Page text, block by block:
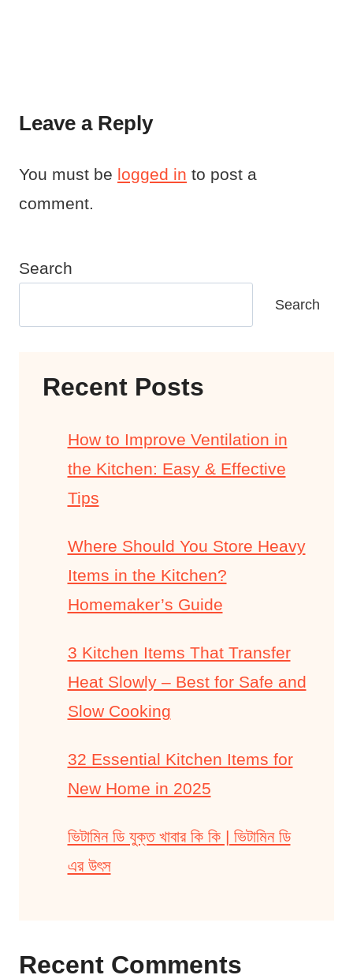
Leave a Reply
You must be logged in to post a
comment.
Search
Search
Recent Posts
How to Improve Ventilation in
the Kitchen: Easy & Effective
Tips
Where Should You Store Heavy
Items in the Kitchen?
Homemaker’s Guide
3 Kitchen Items That Transfer
Heat Slowly – Best for Safe and
Slow Cooking
32 Essential Kitchen Items for
New Home in 2025
ভিটামিন ডি যুক্ত খাবার কি কি | ভিটামিন ডি
এর উৎস
Recent Comments